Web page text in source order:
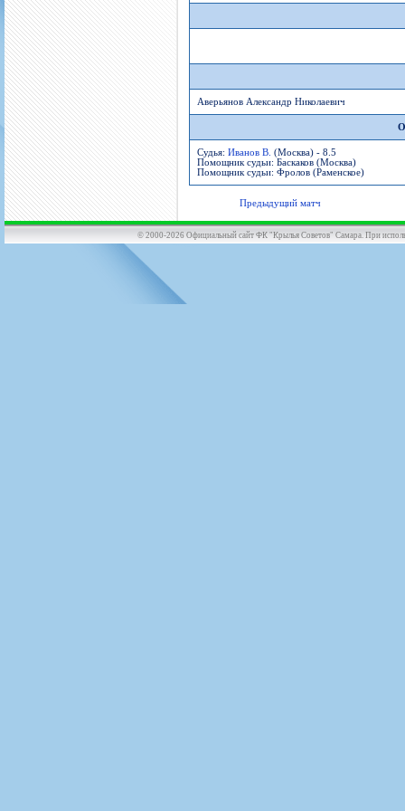
Аверьянов Александр Николаевич
Судья: Иванов В. (Москва) - 8.5
Помощник судьи: Баскаков (Москва)
Помощник судьи: Фролов (Раменское)
Предыдущий матч
© 2000-2026 Официальный сайт ФК "Крылья Советов" Самара. При